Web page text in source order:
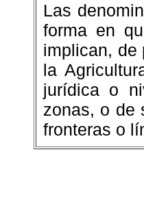
Las
forma en
implican, de
la
jurídica o
zonas, o de
fronteras o